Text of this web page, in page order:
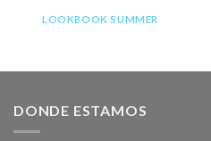
LOOKBOOK SUMMER
DONDE ESTAMOS